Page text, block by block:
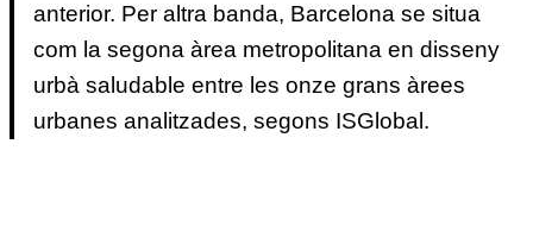
anterior. Per altra banda, Barcelona se situa
com la segona àrea metropolitana en disseny
urbà saludable entre les onze grans àrees
urbanes analitzades, segons ISGlobal.